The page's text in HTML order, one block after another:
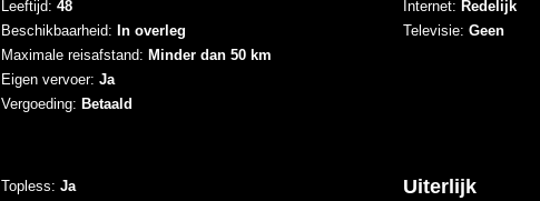
Leeftijd: 48
Beschikbaarheid: In overleg
Maximale reisafstand: Minder dan 50 km
Eigen vervoer: Ja
Vergoeding: Betaald
Internet: Redelijk
Televisie: Geen
Topless: Ja
Uiterlijk